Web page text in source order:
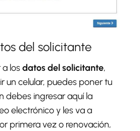
del solicitante
a losdatos del solicitante,
un celular, puedes poner tu
debes ingresar aquí la
electrónico y les va a
primera vez o renovación,